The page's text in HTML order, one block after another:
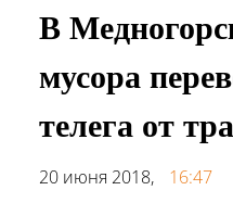
В
мусора
телега от
20 июня 2018, 16:47